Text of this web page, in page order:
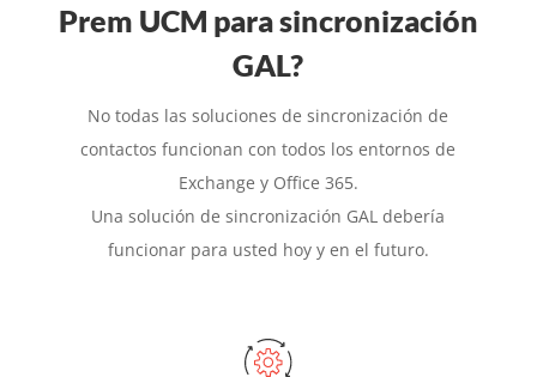
Prem UCM para sincronización
GAL?
No todas las soluciones de sincronización de
contactos funcionan con todos los entornos de
Exchange y Office 365.
Una solución de sincronización GAL debería
funcionar para usted hoy y en el futuro.